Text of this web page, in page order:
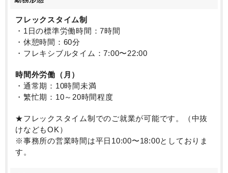
フレックスタイム制
・1日の標準労働時間：7時間
・休憩時間：60分
・フレキシブルタイム：7:00〜22:00
時間外労働（月）
・通常期：10時間未満
・繁忙期：10～20時間程度
★フレックスタイム制でのご就業が可能です。（中抜
けなどもOK）
※事務所の営業時間は平日10:00〜18:00としておりま
す。